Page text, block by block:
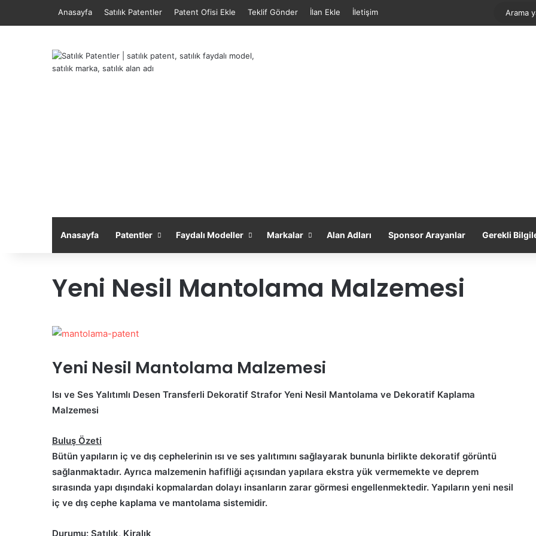
Anasayfa Satılık Patentler Patent Ofisi Ekle Teklif Gönder İlan Ekle İletişim
Anasayfa Patentler Faydalı Modeller Markalar Alan Adları Sponsor Arayanlar Gerekli
Yeni Nesil Mantolama Malzemesi
Yeni Nesil Mantolama Malzemesi
Isı ve Ses Yalıtımlı Desen Transferli Dekoratif Strafor Yeni Nesil Mantolama ve Dekoratif Kaplama
Malzemesi
Buluş Özeti
Bütün yapıların iç ve dış cephelerinin ısı ve ses yalıtımını sağlayarak bununla birlikte dekoratif görüntü
sağlanmaktadır. Ayrıca malzemenin hafifliği açısından yapılara ekstra yük vermemekte ve deprem
sırasında yapı dışındaki kopmalardan dolayı insanların zarar görmesi engellenmektedir. Yapıların yeni nesil
iç ve dış cephe kaplama ve mantolama sistemidir.
Durumu: Satılık, Kiralık